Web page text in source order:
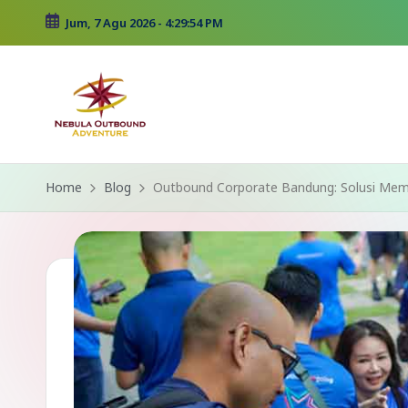
Skip
Jum, 7 Agu 2026- 4:29:55 PM
Home Blog Outbound Corporate Bandung: Solusi